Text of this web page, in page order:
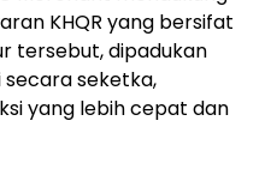
KHQR yang bersifat
tersebut, dipadukan
seketka,
yang lebih cepat dan